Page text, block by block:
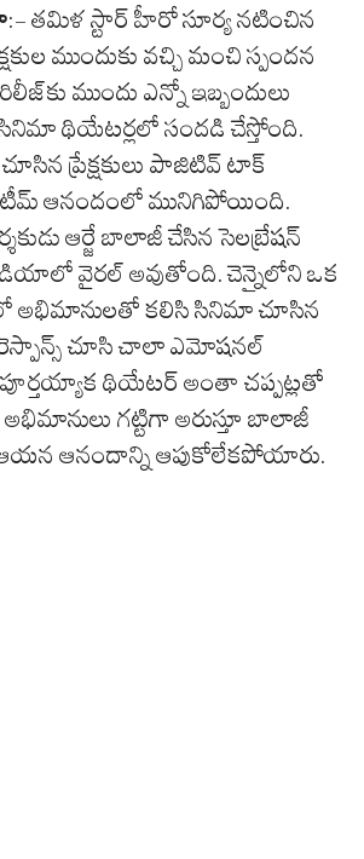
:- తమిళ స్టార్ హీరో సూర్య నటించిన
ముందుకు వచ్చి మంచి స్పందన
ముందు ఎన్నో ఇబ్బందులు
థియేటర్లలో సందడి చేస్తోంది.
ప్రేక్షకులు పాజిటివ్ టాక్
ఆనందంలో మునిగిపోయింది.
ఆర్జే బాలాజీ చేసిన సెలబ్రేషన్
వైరల్ అవుతోంది. చెన్నైలోని ఒక
అభిమానులతో కలిసి సినిమా చూసిన
రెస్పాన్స్ చూసి చాలా ఎమోషనల్
థియేటర్ అంతా చప్పట్లతో
గట్టిగా అరుస్తూ బాలాజీ
ఆనందాన్ని ఆపుకోలేకపోయారు.